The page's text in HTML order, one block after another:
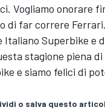
Vogliamo onorare
di far correre
Superbike e
stagione piena
e siamo felici di
o salva questo